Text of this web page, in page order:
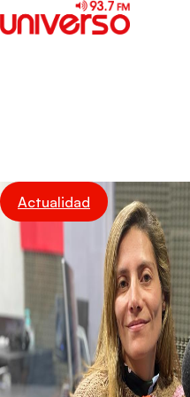
Actualidad